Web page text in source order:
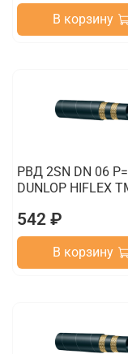
В корзину
РВД 2SN DN 06
DUNLOP HIFLEX
542 ₽
В корзину